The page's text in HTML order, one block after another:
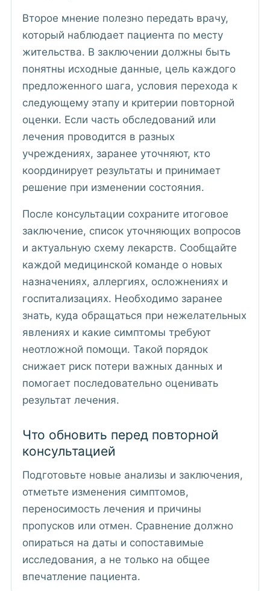
Второе мнение полезно передать врачу,
который наблюдает пациента по месту
жительства. В заключении должны быть
понятны исходные данные, цель каждого
предложенного шага, условия перехода к
следующему этапу и критерии повторной
оценки. Если часть обследований или
лечения проводится в разных
учреждениях, заранее уточняют, кто
координирует результаты и принимает
решение при изменении состояния.
После консультации сохраните итоговое
заключение, список уточняющих вопросов
и актуальную схему лекарств. Сообщайте
каждой медицинской команде о новых
назначениях, аллергиях, осложнениях и
госпитализациях. Необходимо заранее
знать, куда обращаться при нежелательных
явлениях и какие симптомы требуют
неотложной помощи. Такой порядок
снижает риск потери важных данных и
помогает последовательно оценивать
результат лечения.
Что обновить перед повторной
консультацией
Подготовьте новые анализы и заключения,
отметьте изменения симптомов,
переносимость лечения и причины
пропусков или отмен. Сравнение должно
опираться на даты и сопоставимые
исследования, а не только на общее
впечатление пациента.